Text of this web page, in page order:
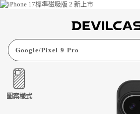
Google/Pixel 9 Pro
圖案樣式